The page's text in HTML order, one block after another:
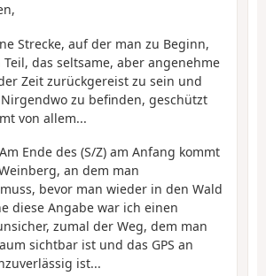
Strecke, auf der man zu Beginn,
das seltsame, aber angenehme
Zeit zurückgereist zu sein und
zu befinden, geschützt
von allem...
Ende des (S/Z) am Anfang kommt
an dem man
bevor man wieder in den Wald
diese Angabe war ich einen
zumal der Weg, dem man
sichtbar ist und das GPS an
ist...